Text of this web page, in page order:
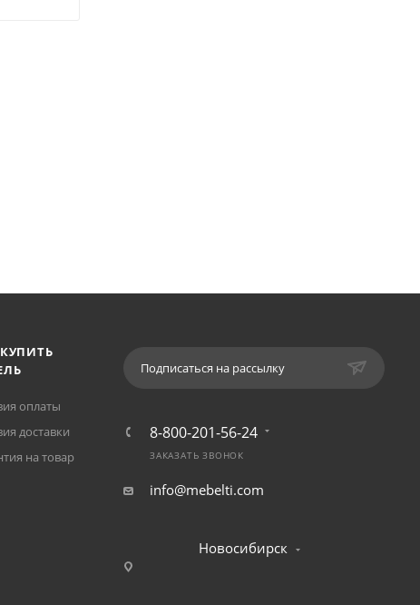
оплаты
доставки
на товар
Подписаться на рассылку
8-800-201-56-24
ЗАКАЗАТЬ ЗВОНОК
info@mebelti.com
Новосибирск